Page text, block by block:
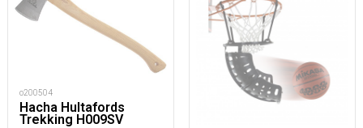
o200504
Hacha Hultafords
Trekking H009SV